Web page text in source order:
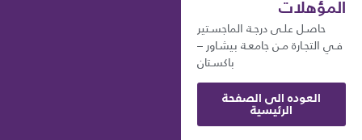
المؤهلات
حاصـل علـى درجـة الماجسـتير
فـي التجـارة مـن جامعـة بيشـاور –
باكسـتان
العوده الى الصفحة
الرئيسية